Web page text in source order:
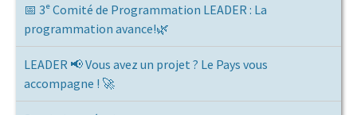
📅 3ᵉ Comité de Programmation LEADER : La
programmation avance!🌿
LEADER 📢 Vous avez un projet ? Le Pays vous
accompagne ! 🚀